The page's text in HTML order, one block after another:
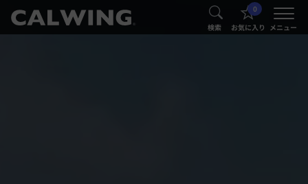
® 検索
0
お気に入り メニュー
®